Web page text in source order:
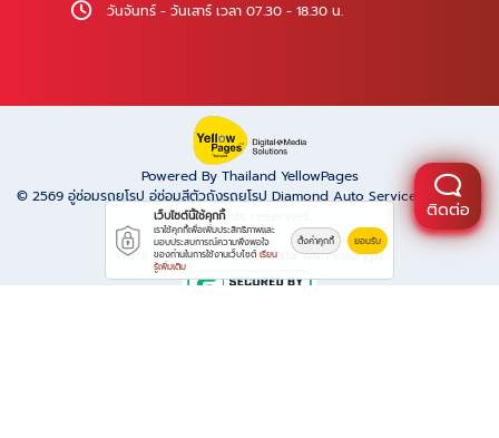
วันจันทร์ - วันเสาร์ เวลา 07.30 - 18.30 น.
Powered By Thailand YellowPages
© 2569 อู่ซ่อมรถยุโรป อู่ซ่อมสีตัวถังรถยุโรป Diamond Auto Service พระรามเก้า
All rights reserved.
Work is secure protect data with encrypt.
ติดต่อ
เว็บไซต์นี้ใช้คุกกี้
เราใช้คุกกี้เพื่อเพิ่มประสิทธิภาพและ
มอบประสบการณ์ความพึงพอใจ
ของท่านในการใช้งานเว็บไซต์ เรียน
รู้เพิ่มเติม
ตั้งค่าคุกกี้ ยอมรับ